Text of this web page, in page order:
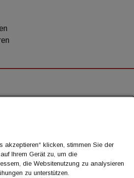
akzeptieren“ klicken, stimmen Sie der
Ihrem Gerät zu, um die
die Websitenutzung zu analysieren
zu unterstützen.